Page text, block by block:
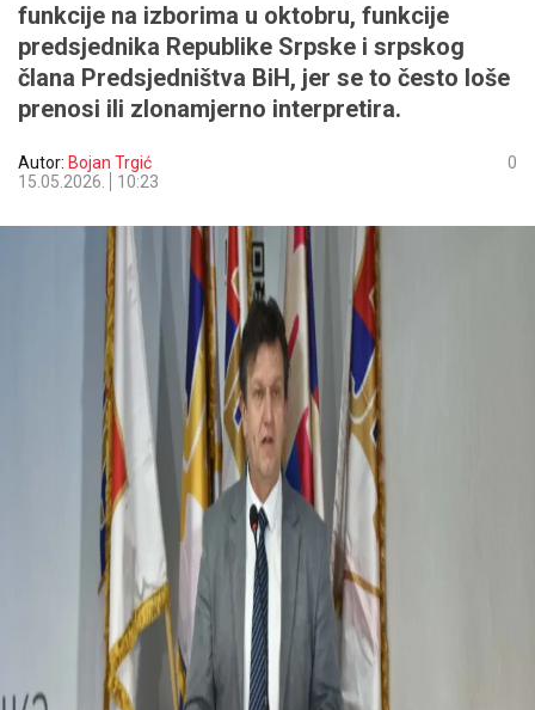
funkcije na izborima u oktobru, funkcije
predsjednika Republike Srpske i srpskog
člana Predsjedništva BiH, jer se to često loše
prenosi ili zlonamjerno interpretira.
Autor: Bojan Trgić
15.05.2026.
10:23
0